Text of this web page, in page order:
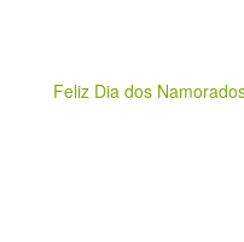
Feliz Dia dos